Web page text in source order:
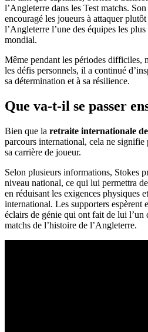
l’Angleterre dans les Test matchs.
encouragé les joueurs à attaquer
l’Angleterre l’une des équipes les
mondial.
Même pendant les périodes difficiles,
les défis personnels, il a continué
sa détermination et à sa résilience.
Que va-t-il se passer
Bien que la retraite internationale
parcours international, cela ne signifie
sa carrière de joueur.
Selon plusieurs informations, Stokes
niveau national, ce qui lui permettra
en réduisant les exigences physiques
international. Les supporters espèrent
éclairs de génie qui ont fait de lui l’un
matchs de l’histoire de l’Angleterre.